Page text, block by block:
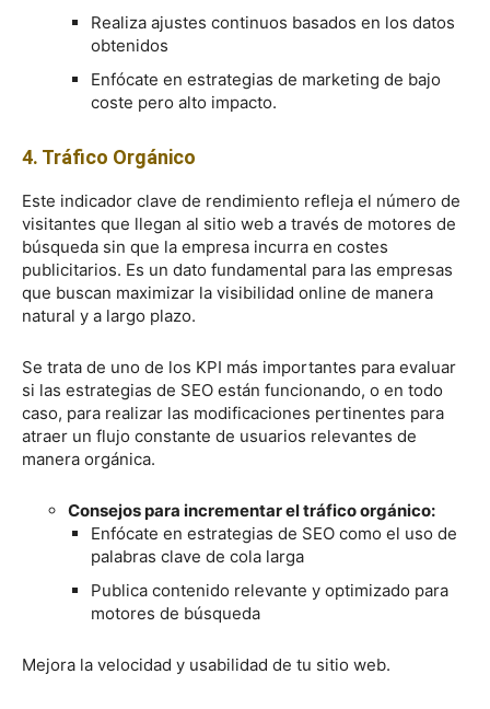
Realiza ajustes continuos basados en los datos
obtenidos
Enfócate en estrategias de marketing de bajo
coste pero alto impacto.
4. Tráfico Orgánico
Este indicador clave de rendimiento refleja el número de
visitantes que llegan al sitio web a través de motores de
búsqueda sin que la empresa incurra en costes
publicitarios. Es un dato fundamental para las empresas
que buscan maximizar la visibilidad online de manera
natural y a largo plazo.
Se trata de uno de los KPI más importantes para evaluar
si las estrategias de SEO están funcionando, o en todo
caso, para realizar las modificaciones pertinentes para
atraer un flujo constante de usuarios relevantes de
manera orgánica.
Consejos para incrementar el tráfico orgánico:
Enfócate en estrategias de SEO como el uso de
palabras clave de cola larga
Publica contenido relevante y optimizado para
motores de búsqueda
Mejora la velocidad y usabilidad de tu sitio web.